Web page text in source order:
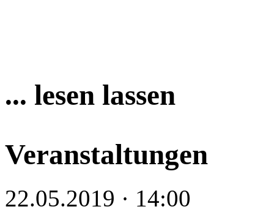
... lesen lassen
Veranstaltungen
22.05.2019 · 14:00